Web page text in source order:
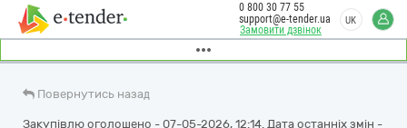
Замовити дзвінок
0 800 30 77 55
support@e-tender.ua
UK
Повернутись назад
Закупівлю оголошено - 07-05-2026, 12:14. Дата останніх змін -